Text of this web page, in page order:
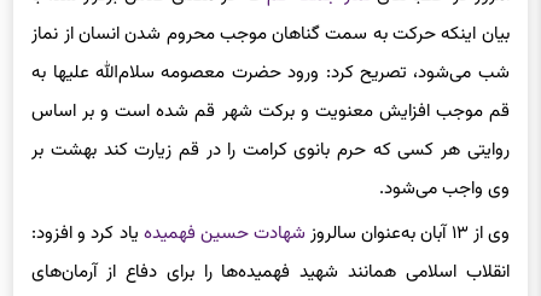
امروز در خطبه‌های نماز جمعه قمکه در مصلی قدس برگزار شد، با
بیان اینکه حرکت به سمت گناهان موجب محروم شدن انسان از نماز
شب می‌شود، تصریح کرد: ورود حضرت معصومه سلام‌الله علیها به
قم موجب افزایش معنویت و برکت شهر قم شده است و بر اساس
روایتی هر کسی که حرم بانوی کرامت را در قم زیارت کند بهشت بر
وی واجب می‌شود.
وی از ۱۳ آبان به‌عنوان سالروز
شهادت حسین فهمیدهیاد کرد و افزود: